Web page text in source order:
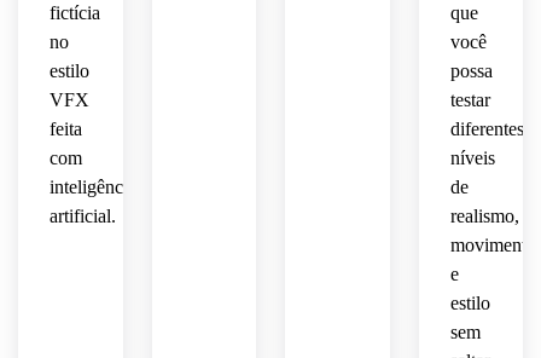
fictícia
no
estilo
VFX
feita
com
inteligência
artificial.
que
você
possa
testar
diferentes
níveis
de
realismo,
movimento
e
estilo
sem